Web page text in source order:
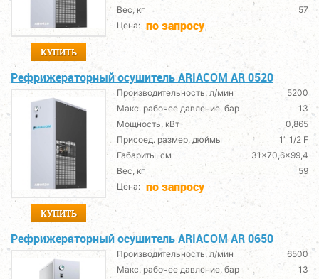
КУПИТЬ
Вес, кг
57
Цена: по запросу
Рефрижераторный осушитель ARIACOM AR 0520
КУПИТЬ
Производительность, л/мин
5200
Макс. рабочее давление, бар
13
Мощность, кВт
0,865
Присоед. размер, дюймы
1” 1/2 F
Габариты, см
31x70,6x99,4
Вес, кг
59
Цена: по запросу
Рефрижераторный осушитель ARIACOM AR 0650
Производительность, л/мин
6500
Макс. рабочее давление, бар
13